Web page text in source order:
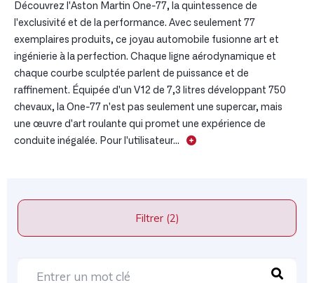
Découvrez l'Aston Martin One-77, la quintessence de
l'exclusivité et de la performance. Avec seulement 77
exemplaires produits, ce joyau automobile fusionne art et
ingénierie à la perfection. Chaque ligne aérodynamique et
chaque courbe sculptée parlent de puissance et de
raffinement. Équipée d'un V12 de 7,3 litres développant 750
chevaux, la One-77 n'est pas seulement une supercar, mais
une œuvre d'art roulante qui promet une expérience de
conduite inégalée. Pour l'utilisateur...
Filtrer (2)